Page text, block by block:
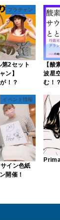
プラチャン
2セット
ン】
！？
【酸
波星
む！？
イベント情報
イン色紙
開催！